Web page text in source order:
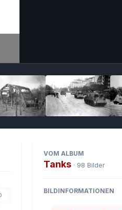
VOM ALBUM
Tanks · 98 Bilder
BILDINFORMATIONEN